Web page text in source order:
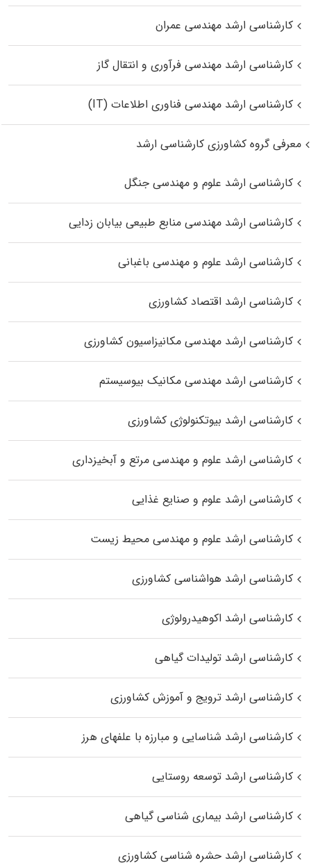
کارشناسی ارشد مهندسی عمران
کارشناسی ارشد مهندسی فرآوری و انتقال گاز
کارشناسی ارشد مهندسی فناوری اطلاعات (IT)
معرفی گروه کشاورزی کارشناسی ارشد
کارشناسی ارشد علوم و مهندسی جنگل
کارشناسی ارشد مهندسی منابع طبیعی بیابان زدایی
کارشناسی ارشد علوم و مهندسی باغبانی
کارشناسی ارشد اقتصاد کشاورزی
کارشناسی ارشد مهندسی مکانیزاسیون کشاورزی
کارشناسی ارشد مهندسی مکانیک بیوسیستم
کارشناسی ارشد بیوتکنولوژی کشاورزی
کارشناسی ارشد علوم و مهندسی مرتع و آبخیزداری
کارشناسی ارشد علوم و صنایع غذایی
کارشناسی ارشد علوم و مهندسی محیط زیست
کارشناسی ارشد هواشناسی کشاورزی
کارشناسی ارشد اکوهیدرولوژی
کارشناسی ارشد تولیدات گیاهی
کارشناسی ارشد ترویج و آموزش کشاورزی
کارشناسی ارشد شناسایی و مبارزه با علفهای هرز
کارشناسی ارشد توسعه روستایی
کارشناسی ارشد بیماری‌ شناسی گیاهی
کارشناسی ارشد حشره‌ شناسی کشاورزی